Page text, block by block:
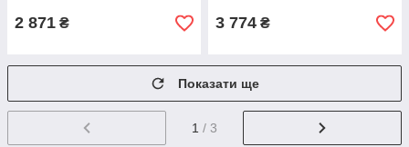
2 871 ₴ 3 774 ₴
Показати ще
1 / 3